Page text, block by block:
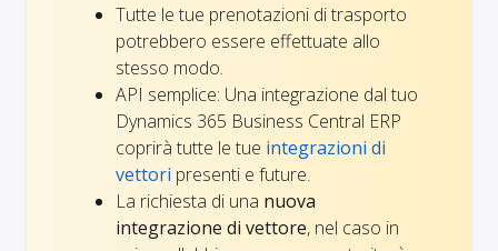
Tutte le tue prenotazioni di trasporto
potrebbero essere effettuate allo
stesso modo.
API semplice: Una integrazione dal tuo
Dynamics 365 Business Central ERP
coprirà tutte le tue integrazioni di
vettori presenti e future.
La richiesta di una nuova
integrazione di vettore, nel caso in